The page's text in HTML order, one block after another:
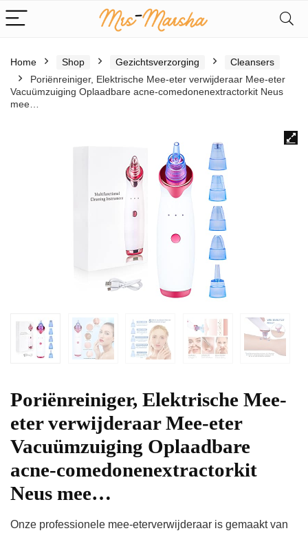
Home Shop Gezichtsverzorging
Cleansers
Poriënreiniger, Elektrische Mee-eter verwijderaar Mee-eter
Vacuümzuiging Oplaadbare acne-comedonenextractorkit Neus
mee…
Poriënreiniger, Elektrische Mee-
eter verwijderaar Mee-eter
Vacuümzuiging Oplaadbare
acne-comedonenextractorkit
Neus mee…
Onze professionele mee-eterverwijderaar is gemaakt van